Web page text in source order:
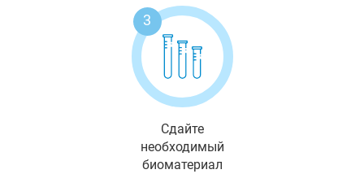
3
Сдайте
необходимый
биоматериал